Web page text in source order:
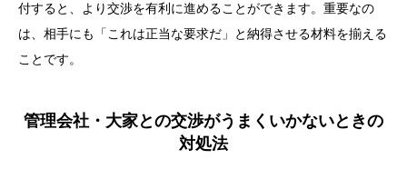
付すると、より交渉を有利に進めることができます。重要なの
は、相手にも「これは正当な要求だ」と納得させる材料を揃える
ことです。
管理会社・大家との交渉がうまくいかないときの
対処法
まとめ：雨漏りは冷静な対応と適正な主張で乗り切ろ
う